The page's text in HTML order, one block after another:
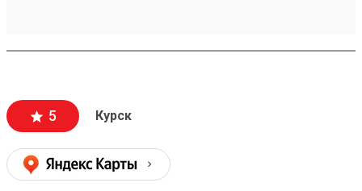
результатом. Недавно осуществляли доставку с
Быстрая и качественная работа!
5 Курск